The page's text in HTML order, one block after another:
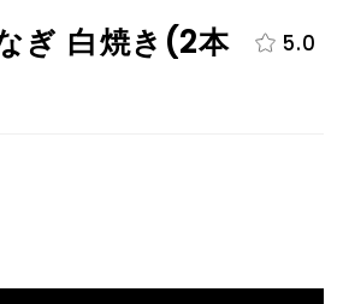
ぎ 白焼き(2本
5.0